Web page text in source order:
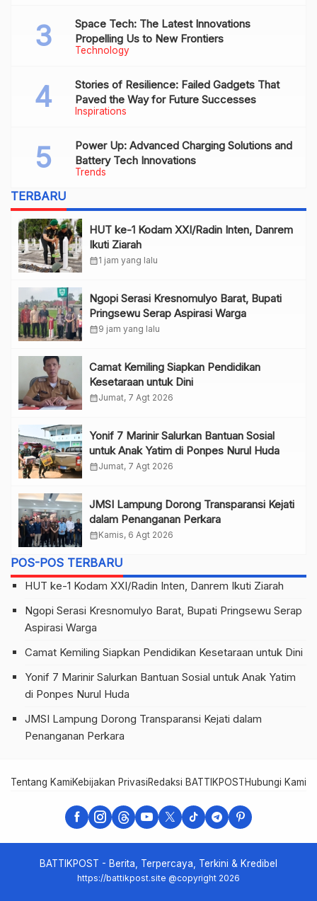
Technology
Space Tech: The Latest Innovations
Propelling Us to New Frontiers
Inspirations
Stories of Resilience: Failed Gadgets That
Paved the Way for Future Successes
Trends
Power Up: Advanced Charging Solutions and
Battery Tech Innovations
TERBARU
HUT ke-1 Kodam XXI/Radin Inten, Danrem
Ikuti Ziarah
calendar_month1 jam yang lalu
Ngopi Serasi Kresnomulyo Barat, Bupati
Pringsewu Serap Aspirasi Warga
calendar_month9 jam yang lalu
Camat Kemiling Siapkan Pendidikan
Kesetaraan untuk Dini
calendar_monthJumat, 7 Agt 2026
Yonif 7 Marinir Salurkan Bantuan Sosial
untuk Anak Yatim di Ponpes Nurul Huda
calendar_monthJumat, 7 Agt 2026
JMSI Lampung Dorong Transparansi Kejati
dalam Penanganan Perkara
calendar_monthKamis, 6 Agt 2026
POS-POS TERBARU
HUT ke-1 Kodam XXI/Radin Inten, Danrem Ikuti Ziarah
Ngopi Serasi Kresnomulyo Barat, Bupati Pringsewu Serap
Aspirasi Warga
Camat Kemiling Siapkan Pendidikan Kesetaraan untuk Dini
Yonif 7 Marinir Salurkan Bantuan Sosial untuk Anak Yatim
di Ponpes Nurul Huda
JMSI Lampung Dorong Transparansi Kejati dalam
Penanganan Perkara
Tentang KamiKebijakan PrivasiRedaksi BATTIKPOSTHubungi Kami
BATTIKPOST - Berita, Terpercaya, Terkini & Kredibel
https://battikpost.site @copyright 2026